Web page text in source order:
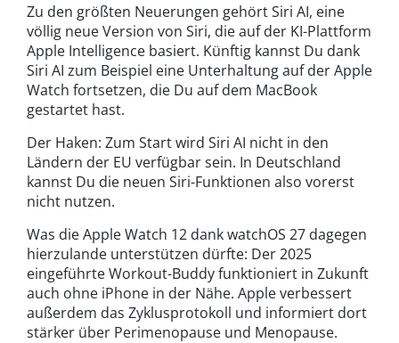
Zu den größten Neuerungen gehört Siri AI, eine
völlig neue Version von Siri, die auf der KI-Plattform
Apple Intelligence basiert. Künftig kannst Du dank
Siri AI zum Beispiel eine Unterhaltung auf der Apple
Watch fortsetzen, die Du auf dem MacBook
gestartet hast.
Der Haken: Zum Start wird Siri AI nicht in den
Ländern der EU verfügbar sein. In Deutschland
kannst Du die neuen Siri-Funktionen also vorerst
nicht nutzen.
Was die Apple Watch 12 dank watchOS 27 dagegen
hierzulande unterstützen dürfte: Der 2025
eingeführte Workout-Buddy funktioniert in Zukunft
auch ohne iPhone in der Nähe. Apple verbessert
außerdem das Zyklusprotokoll und informiert dort
stärker über Perimenopause und Menopause.